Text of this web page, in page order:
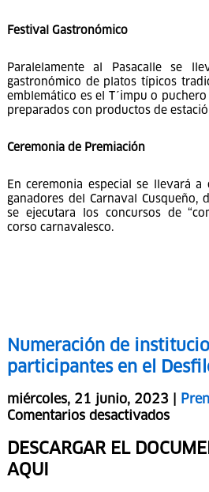
Paralelamente al Pasacalle se
gastronómico de platos típicos
emblemático es el T´impu o puchero
En ceremonia especial se llevará
ganadores del Carnaval Cusqueño,
se ejecutara los concursos de
Numeración de
participantes en el
miércoles, 21 junio, 2023 |
DESCARGAR EL
AQUI